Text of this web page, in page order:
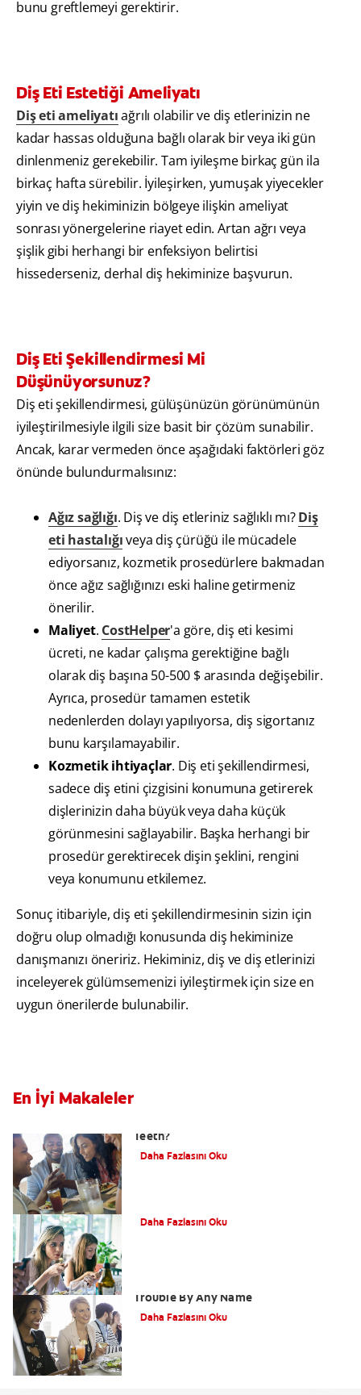
bunu greftlemeyi gerektirir.
Diş Eti Estetiği Ameliyatı
Diş eti ameliyatıağrılı olabilir ve diş etlerinizin ne
kadar hassas olduğuna bağlı olarak bir veya iki gün
dinlenmeniz gerekebilir. Tam iyileşme birkaç gün ila
birkaç hafta sürebilir. İyileşirken, yumuşak yiyecekler
yiyin ve diş hekiminizin bölgeye ilişkin ameliyat
sonrası yönergelerine riayet edin. Artan ağrı veya
şişlik gibi herhangi bir enfeksiyon belirtisi
hissederseniz, derhal diş hekiminize başvurun.
Diş Eti Şekillendirmesi Mi
Düşünüyorsunuz?
Diş eti şekillendirmesi, gülüşünüzün görünümünün
iyileştirilmesiyle ilgili size basit bir çözüm sunabilir.
Ancak, karar vermeden önce aşağıdaki faktörleri göz
önünde bulundurmalısınız:
Ağız sağlığı. Diş ve diş etleriniz sağlıklı mı?Diş
eti hastalığıveya diş çürüğü ile mücadele
ediyorsanız, kozmetik prosedürlere bakmadan
önce ağız sağlığınızı eski haline getirmeniz
önerilir.
Maliyet. CostHelper'a göre, diş eti kesimi
ücreti, ne kadar çalışma gerektiğine bağlı
olarak diş başına 50-500 $ arasında değişebilir.
Ayrıca, prosedür tamamen estetik
nedenlerden dolayı yapılıyorsa, diş sigortanız
bunu karşılamayabilir.
Kozmetik ihtiyaçlar. Diş eti şekillendirmesi,
sadece diş etini çizgisini konumuna getirerek
dişlerinizin daha büyük veya daha küçük
görünmesini sağlayabilir. Başka herhangi bir
prosedür gerektirecek dişin şeklini, rengini
veya konumunu etkilemez.
Sonuç itibariyle, diş eti şekillendirmesinin sizin için
doğru olup olmadığı konusunda diş hekiminize
danışmanızı öneririz. Hekiminiz, diş ve diş etlerinizi
inceleyerek gülümsemenizi iyileştirmek için size en
uygun önerilerde bulunabilir.
En İyi Makaleler
Teeth?
Daha Fazlasını Oku
Daha Fazlasını Oku
Trouble By Any Name
Daha Fazlasını Oku